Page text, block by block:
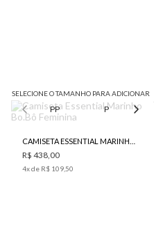
SELECIONE O TAMANHO PARA ADICIONAR
PP P
R$ 438,00
4x de R$ 109,50